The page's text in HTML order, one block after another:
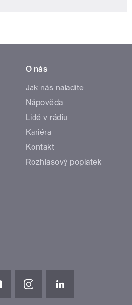
O nás
Jak nás naladíte
Nápověda
Lidé v rádiu
Kariéra
Kontakt
Rozhlasový poplatek